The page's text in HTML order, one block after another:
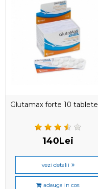
Glutamax forte 10 tablete
140Lei
vezi detalii
adauga in cos